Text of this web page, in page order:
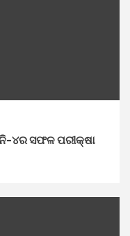
୪ର ସଫଳ ପରୀକ୍ଷା